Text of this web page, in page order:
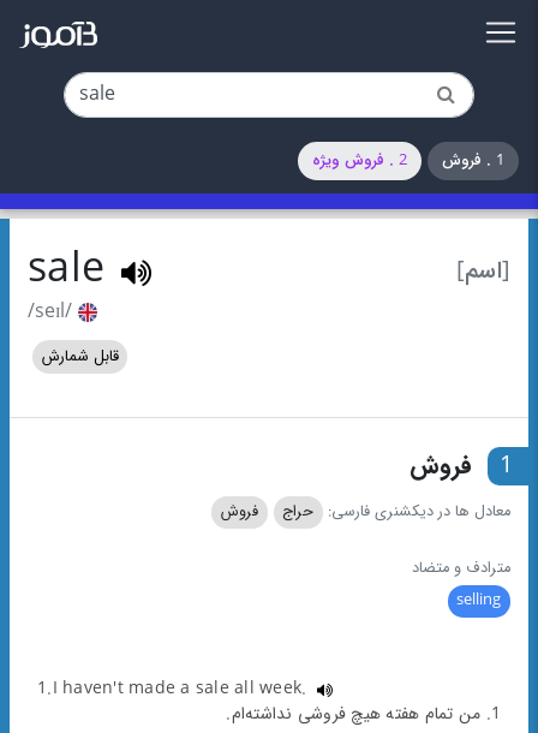
1 . فروش 2 . فروش ویژه
[اسم] sale
/seɪl/
قابل شمارش
1 فروش
معادل ها در دیکشنری فارسی: حراج فروش
مترادف و متضاد
selling
1.I haven't made a sale all week.
1. من تمام هفته هیچ فروشی نداشته‌ام.